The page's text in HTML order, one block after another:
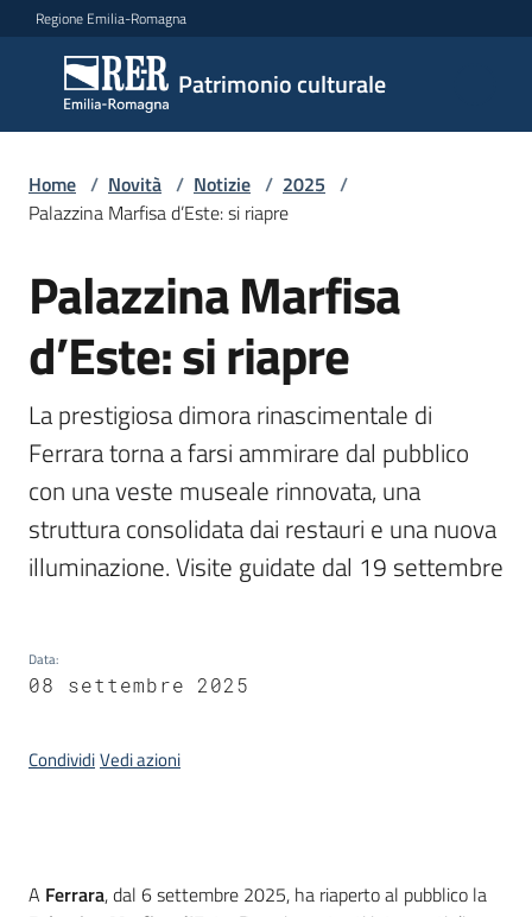
Vai al contenuto
Vai alla navigazione
Vai al footer
Regione Emilia-Romagna
Patrimonio culturale
Patrimonio
culturale
Argomenti
Novità
Servizi
Leggi
Atti
Bandi
Piani
Home / Novità / Notizie / 2025 /
Palazzina Marfisa d’Este: si riapre
Salta al contenuto
Palazzina Marfisa
d’Este: si riapre
La prestigiosa dimora rinascimentale di
Ferrara torna a farsi ammirare dal pubblico
con una veste museale rinnovata, una
struttura consolidata dai restauri e una nuova
illuminazione. Visite guidate dal 19 settembre
Data:
08 settembre 2025
CondividiVedi azioni
Introduzione
A Ferrara, dal 6 settembre 2025, ha riaperto al pubblico la